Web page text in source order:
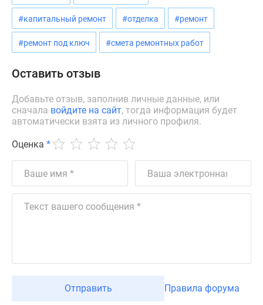
#капитальный ремонт #отделка #ремонт
#ремонт под ключ #смета ремонтных работ
Оставить отзыв
Добавьте отзыв, заполнив личные данные, или
сначала войдите на сайт, тогда информация будет
автоматически взята из личного профиля.
Оценка *
Отправить Правила форума